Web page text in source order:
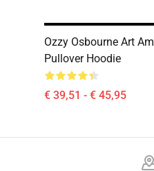
Ozzy Osbourne Art
Pullover Hoodie
€ 39,51 - € 45,95